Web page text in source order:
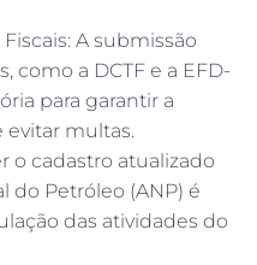
A submissão
como a DCTF e a EFD-
para garantir a
evitar multas.
o cadastro atualizado
do Petróleo (ANP) é
das atividades do